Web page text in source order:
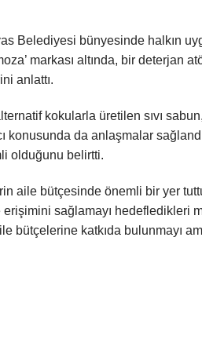
Belediyesi bünyesinde halkın
markası altında, bir deterjan
anlattı.
kokularla üretilen sıvı
konusunda da anlaşmalar
olduğunu belirtti.
aile bütçesinde önemli bir yer
sağlamayı hedefledikleri
bütçelerine katkıda bulunmayı